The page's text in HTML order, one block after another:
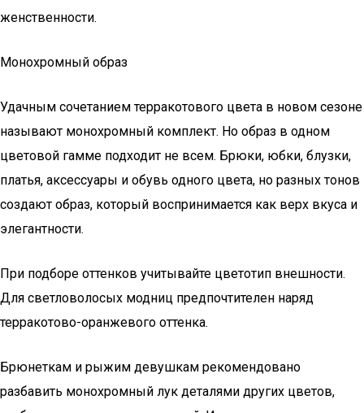
женственности.
Монохромный образ
Удачным сочетанием терракотового цвета в новом сезоне
называют монохромный комплект. Но образ в одном
цветовой гамме подходит не всем. Брюки, юбки, блузки,
платья, аксессуары и обувь одного цвета, но разных тонов
создают образ, который воспринимается как верх вкуса и
элегантности.
При подборе оттенков учитывайте цветотип внешности.
Для светловолосых модниц предпочтителен наряд
терракотово-оранжевого оттенка.
Брюнеткам и рыжим девушкам рекомендовано
разбавить монохромный лук деталями других цветов,